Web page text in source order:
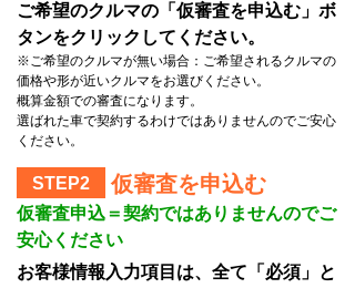
ご希望のクルマの「仮審査を申込む」ボ
タンをクリックしてください。
※ご希望のクルマが無い場合：ご希望されるクルマの
価格や形が近いクルマをお選びください。
概算金額での審査になります。
選ばれた車で契約するわけではありませんのでご安心
ください。
STEP2 仮審査を申込む
仮審査申込＝契約ではありませんのでご
安心ください
お客様情報入力項目は、全て「必須」と